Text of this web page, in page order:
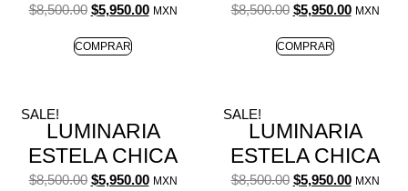
$8,500.00 $5,950.00 MXN
COMPRAR
$8,500.00 $5,950.00 MXN
COMPRAR
SALE!
LUMINARIA
ESTELA CHICA
$8,500.00 $5,950.00 MXN
SALE!
LUMINARIA
ESTELA CHICA
$8,500.00 $5,950.00 MXN